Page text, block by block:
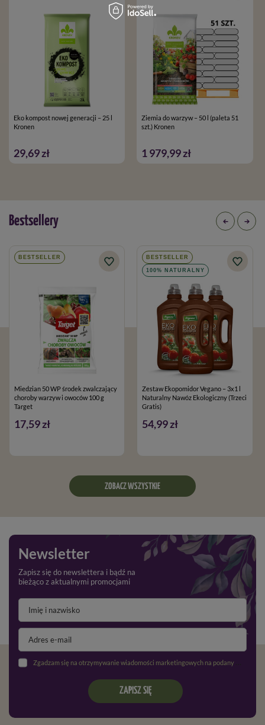
mineralnych. Dzięki swojej strukturze, poprawia warunki
wodno-powietrzne i chroni składniki pokarmowe przed
wymywaniem. Ponadto, stymuluje aktywność biologiczną
w podłożu.
Ekologiczny nawóz organicznydostarczający roślinom
niezbędne składniki pokarmowe.
Torf wysoki,
o różnym stopniu rozkładu jako baza
pH:5,5-6,5
Eko kompost nowej generacji – 25 l
Kronen
29,69 zł
Ziemia do warzyw – 50 l (paleta 51
szt.) Kronen
1 979,99 zł
Bestsellery
BESTSELLER
Miedzian 50 WP środek zwalczający
choroby warzyw i owoców 100 g
Target
17,59 zł
BESTSELLER
100% NATURALNY
Zestaw Ekopomidor Vegano – 3x1 l
Naturalny Nawóz Ekologiczny (Trzeci
Gratis)
54,99 zł
ZOBACZ WSZYSTKIE
Newsletter
Zapisz się do newslettera i bądź na
bieżąco z aktualnymi promocjami
Zgadzam się na otrzymywanie wiadomości marketingowych na podany adres e-mail oraz przetwarzanie danych osobowych zgodnie z
ZAPISZ SIĘ